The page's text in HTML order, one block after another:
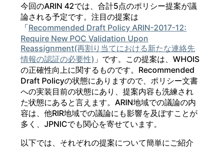
今回のARIN 42では、合計5点のポリシー提案が議
論される予定です。注目の提案は
「Recommended Draft Policy ARIN-2017-12:
Require New POC Validation Upon
Reassignment(再割り当てにおける新たな連絡先
情報の認証の必要性) 」です。この提案は、WHOIS
の正確性向上に関するものです。Recommended
Draft Policyの状態にありますので、ポリシー文書
への実装目前の状態にあり、提案内容も洗練され
た状態にあると言えます。ARIN地域での議論の内
容は、他RIR地域での議論にも影響を及ぼすことが
多く、JPNICでも関心を寄せています。
以下では、それぞれの提案について簡単にご紹介